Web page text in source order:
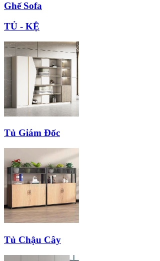
Ghế Sofa
TỦ - KỆ
Tủ Giám Đốc
Tủ Chậu Cây